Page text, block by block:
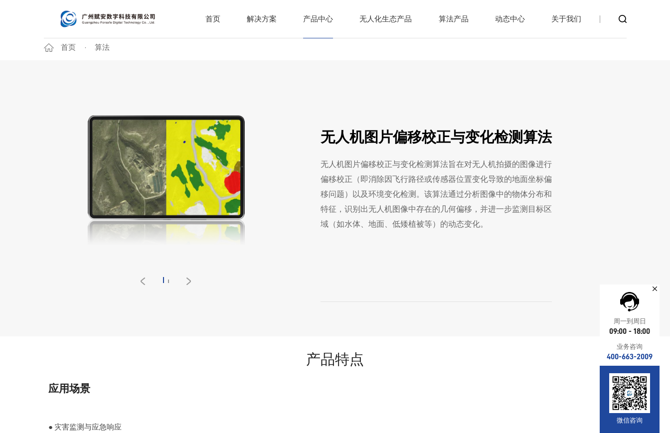
首页 解决方案 产品中心 无人化生态产品 算法产品 动态中心 关于我们
首页 算法
无人机图片偏移校正与变化检测算法
无人机图片偏移校正与变化检测算法旨在对无人机拍摄的图像进行
偏移校正（即消除因飞行路径或传感器位置变化导致的地面坐标偏
移问题）以及环境变化检测。该算法通过分析图像中的物体分布和
特征，识别出无人机图像中存在的几何偏移，并进一步监测目标区
域（如水体、地面、低矮植被等）的动态变化。
产品特点
应用场景
● 灾害监测与应急响应
周一到周日
09:00 - 18:00
业务咨询
400-663-2009
微信咨询